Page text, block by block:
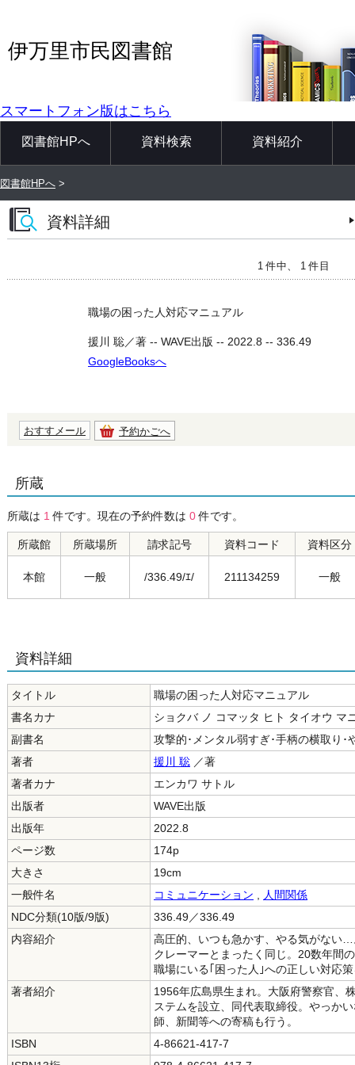
伊万里市民図書館
スマートフォン版はこちら
図書館HPへ 資料検索 資料紹介
図書館HPへ >
資料詳細
1 件中、 1 件目
職場の困った人対応マニュアル
援川 聡／著 -- WAVE出版 -- 2022.8 -- 336.49
GoogleBooksへ
おすすメール 予約かごへ
所蔵
所蔵は 1 件です。現在の予約件数は 0件です。
所蔵館 所蔵場所 請求記号 資料コード 資料区分
本館 一般 /336.49/ｴ/ 211134259 一般
資料詳細
タイトル
職場の困った人対応マニュアル
書名カナ
ショクバ ノ コマッタ ヒト タイオウ マ
副書名
攻撃的･メンタル弱すぎ･手柄の横取り･
著者
援川 聡 ／著
著者カナ
エンカワ サトル
出版者
WAVE出版
出版年
2022.8
ページ数
174p
大きさ
19cm
一般件名
コミュニケーション
人間関係
NDC分類(10版/9版)
336.49／336.49
内容紹介
高圧的、いつも急かす、やる気がない
クレーマーとまったく同じ。20数年間
職場にいる｢困った人｣への正しい対応
著者紹介
1956年広島県生まれ。大阪府警察官、
ステムを設立、同代表取締役。やっか
師、新聞等への寄稿も行う。
ISBN
4-86621-417-7